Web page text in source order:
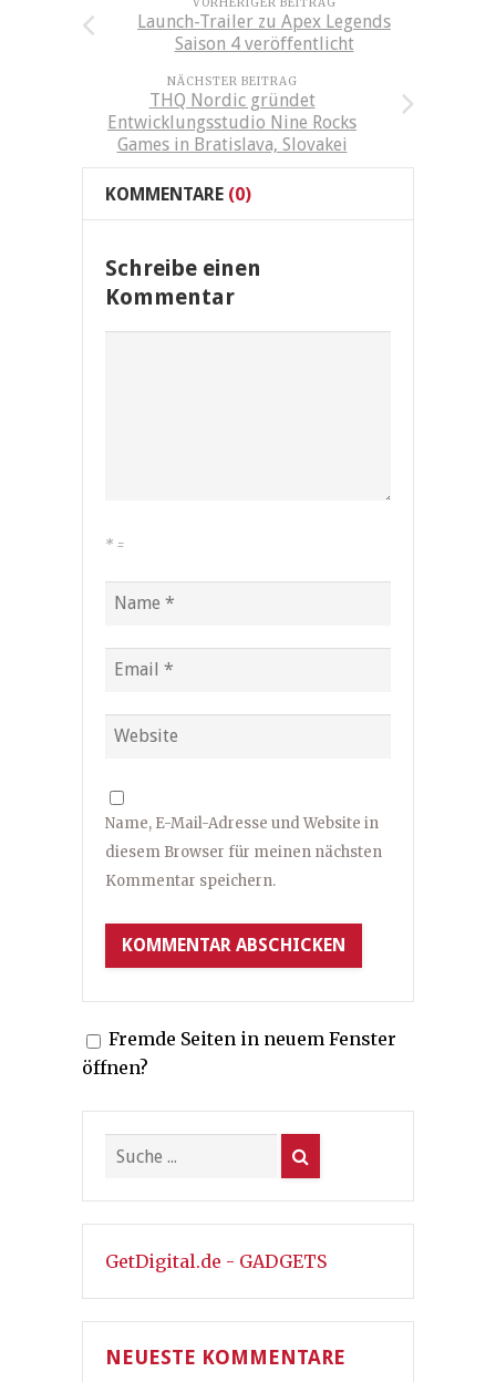
VORHERIGER BEITRAG
Launch-Trailer zu Apex Legends
Saison 4 veröffentlicht
NÄCHSTER BEITRAG
THQ Nordic gründet
Entwicklungsstudio Nine Rocks
Games in Bratislava, Slovakei
KOMMENTARE (0)
Schreibe einen
Kommentar
* =
Name, E-Mail-Adresse und Website in
diesem Browser für meinen nächsten
Kommentar speichern.
Fremde Seiten in neuem Fenster
öffnen?
GetDigital.de - GADGETS
NEUESTE KOMMENTARE